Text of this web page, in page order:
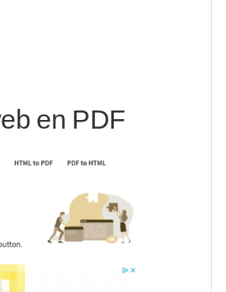
en PDF